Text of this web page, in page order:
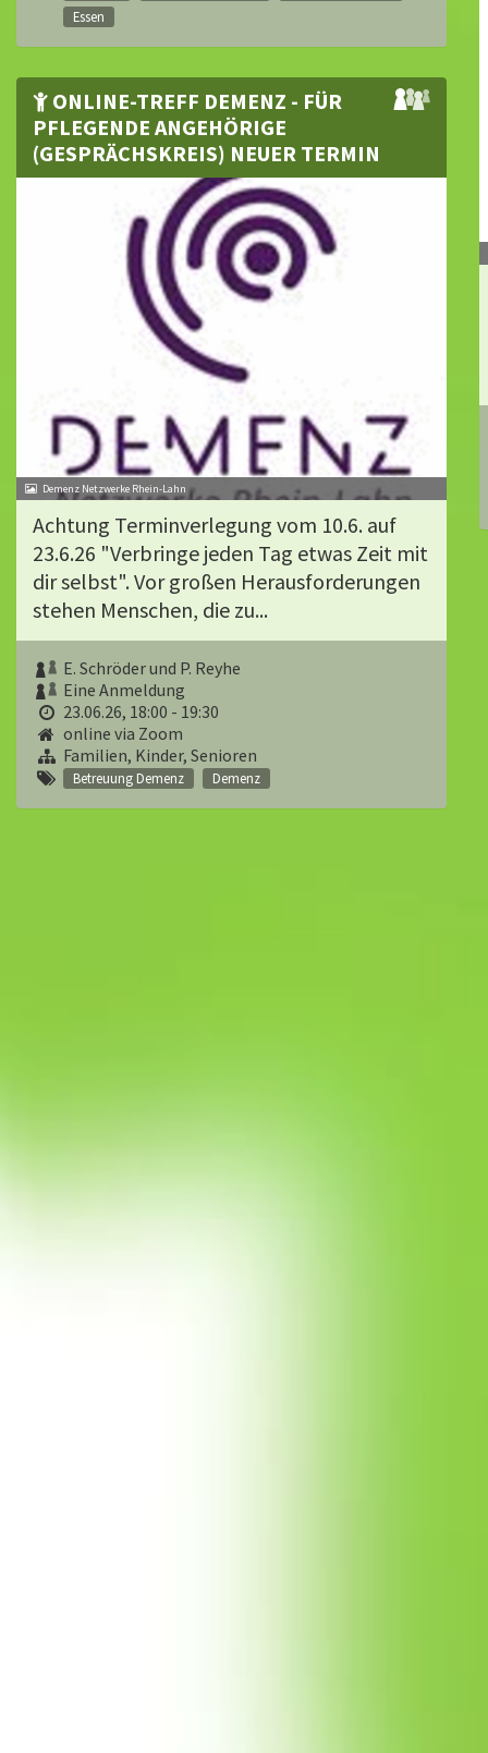
Essen
ONLINE-TREFF DEMENZ - FÜR
PFLEGENDE ANGEHÖRIGE
(GESPRÄCHSKREIS) NEUER TERMIN
Demenz Netzwerke Rhein-Lahn
Achtung Terminverlegung vom 10.6. auf
23.6.26 "Verbringe jeden Tag etwas Zeit mit
dir selbst". Vor großen Herausforderungen
stehen Menschen, die zu...
E. Schröder und P. Reyhe
Eine Anmeldung
23.06.26, 18:00 - 19:30
online via Zoom
Familien, Kinder, Senioren
Betreuung Demenz Demenz